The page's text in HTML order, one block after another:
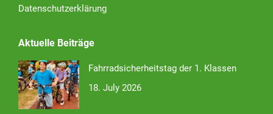
Datenschutzerklärung
Aktuelle Beiträge
Fahrradsicherheitstag der 1. Klassen
18. July 2026